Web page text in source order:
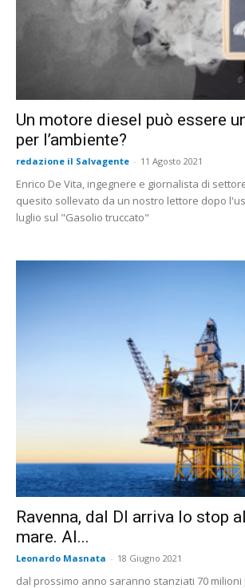
Un motore diesel può essere
per l’ambiente?
redazione il Salvagente - 11 Agosto 2021
Enrico De Vita, ingegnere e giornalista di
quesito sollevato da un nostro lettore dopo
luglio sul "Gasolio truccato"
Ravenna, dal Dl arriva lo stop
mare. Al...
Leonardo Masnata - 18 Giugno 2021
dal prossimo anno saranno stanziati 70 milioni